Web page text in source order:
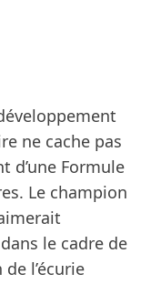
ne cache pas
d’une Formule
Le champion
le cadre de
l’écurie